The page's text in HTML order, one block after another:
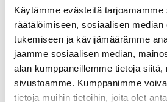
Käytämme evästeitä
räätälöimiseen, sosiaalisen median
tukemiseen ja kävijämäärämme
jaamme sosiaalisen median,
alan kumppaneillemme tietoja siitä,
sivustoamme. Kumppanimme
tietoja muihin tietoihin, joita olet
Pentti Lyytisen tiellä havaittu
vedessä ilmaantuu sameutta,
Tekninen osasto